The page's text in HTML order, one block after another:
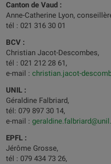
Canton de Vaud :
Anne-Catherine Lyon,
tél : 021 316 30 01
BCV :
Christian Jacot-Descombes,
tél : 021 212 28 61,
e-mail : christian.jacot-
UNIL :
Géraldine Falbriard,
tél: 079 897 30 14,
e-mail :
EPFL :
Jérôme Grosse,
tél : 079 434 73 26,